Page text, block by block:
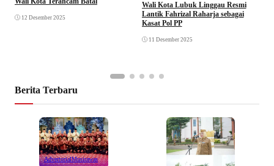
12 Desember 2025
Wali Kota Lubuk Linggau Resmi
Lantik Fahrizal Raharja sebagai
Kasat Pol PP
11 Desember 2025
Berita Terbaru
AdvertorialMusirawas